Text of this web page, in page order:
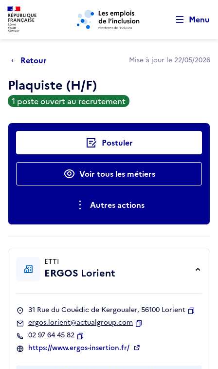
Aller au menu principal Aller au contenu principal
Menu
Retour Mise à jour le 22/05/2026
Plaquiste (H/F)
1 poste ouvert au recrutement
Actions rapides Postuler
Voir tous les métiers
Autres actions
ETTI
ERGOS Lorient
31 Rue du Couëdic de Kergoualer, 56100 Lorient
ergos.lorient@actualgroup.com
02 97 64 45 82
Copier
https://www.ergos-insertion.fr/
Retour au début de la page
Panneau de gestion des cookies